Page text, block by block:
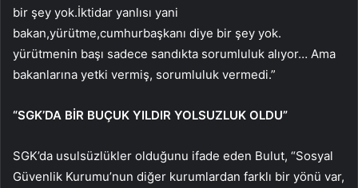
bir şey yok.İktidar yanlısı yani
bakan,yürütme,cumhurbaşkanı diye bir şey yok.
yürütmenin başı sadece sandıkta sorumluluk alıyor… Ama
bakanlarına yetki vermiş, sorumluluk vermedi.”
“SGK’DA BİR BUÇUK YILDIR YOLSUZLUK OLDU”
SGK’da usulsüzlükler olduğunu ifade eden Bulut, “Sosyal
Güvenlik Kurumu’nun diğer kurumlardan farklı bir yönü var,